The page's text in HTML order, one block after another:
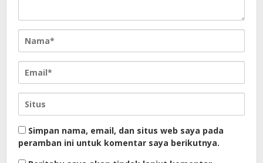
Simpan nama, email, dan situs web saya pada
peramban ini untuk komentar saya berikutnya.